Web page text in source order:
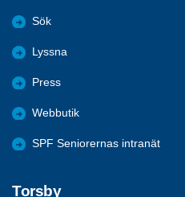
Sök
Lyssna
Press
Webbutik
SPF Seniorernas intranät
Torsby